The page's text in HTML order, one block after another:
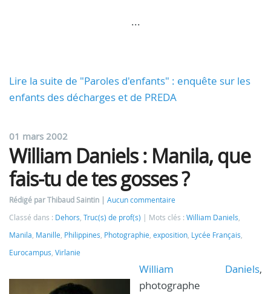
...
Lire la suite de "Paroles d'enfants" : enquête sur les
enfants des décharges et de PREDA
01 mars 2002
William Daniels : Manila, que
fais-tu de tes gosses ?
Rédigé par Thibaud Saintin
Aucun commentaire
Classé dans : Dehors, Truc(s) de prof(s) Mots clés : William Daniels,
Manila, Manille, Philippines, Photographie, exposition, Lycée Français,
Eurocampus, Virlanie
William Daniels,
photographe